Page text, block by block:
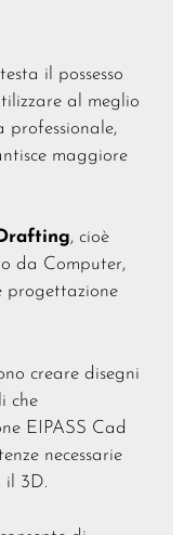
il possesso
al meglio
professionale,
maggiore
, cioè
da Computer,
progettazione
creare disegni
che
EIPASS Cad
necessarie
il 3D.